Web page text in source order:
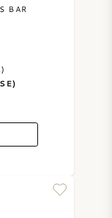
BAR